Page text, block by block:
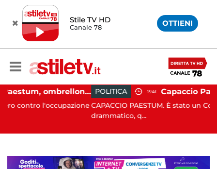
Stile TV HD
Canale 78 OTTIENI
Capaccio Paestum, ombrellone selvaggio: blitz della Municipale, sgomberate tutte le spiagge libere POLITICA 19:43
CAPACCIO PAESTUM. È stato un Consiglio
drammatico, q...